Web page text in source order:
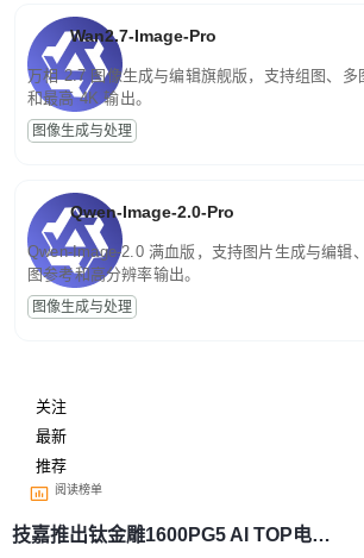
Wan2.7-Image-Pro
万相 2.7 图像生成与编辑旗舰版，支持组图、多
和最高 4K 输出。
图像生成与处理
Qwen-Image-2.0-Pro
Qwen-Image-2.0 满血版，支持图片生成与编辑
图参考和高分辨率输出。
图像生成与处理
关注
最新
推荐
阅读榜单
技嘉推出钛金雕1600PG5 AI TOP电